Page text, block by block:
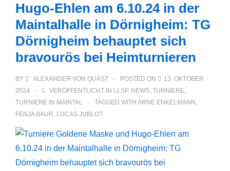
Hugo-Ehlen am 6.10.24 in der
Maintalhalle in Dörnigheim: TG
Dörnigheim behauptet sich
bravourös bei Heimturnieren
BY ALEXANDER VON QUAST POSTED ON
13. OKTOBER
2024
VERÖFFENTLICHT IN LLSP, NEWS, TURNIERE,
TURNIERE IN MAINTAL
TAGGED WITH ARNE ENKELMANN ,
FENJA BAUR, LUCAS JUBLOT